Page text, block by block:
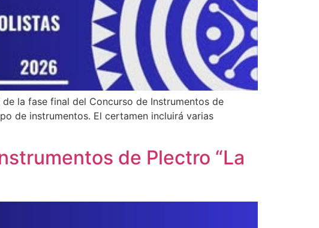
la fase final del Concurso de Instrumentos de
de instrumentos. El certamen incluirá varias
de Plectro “La